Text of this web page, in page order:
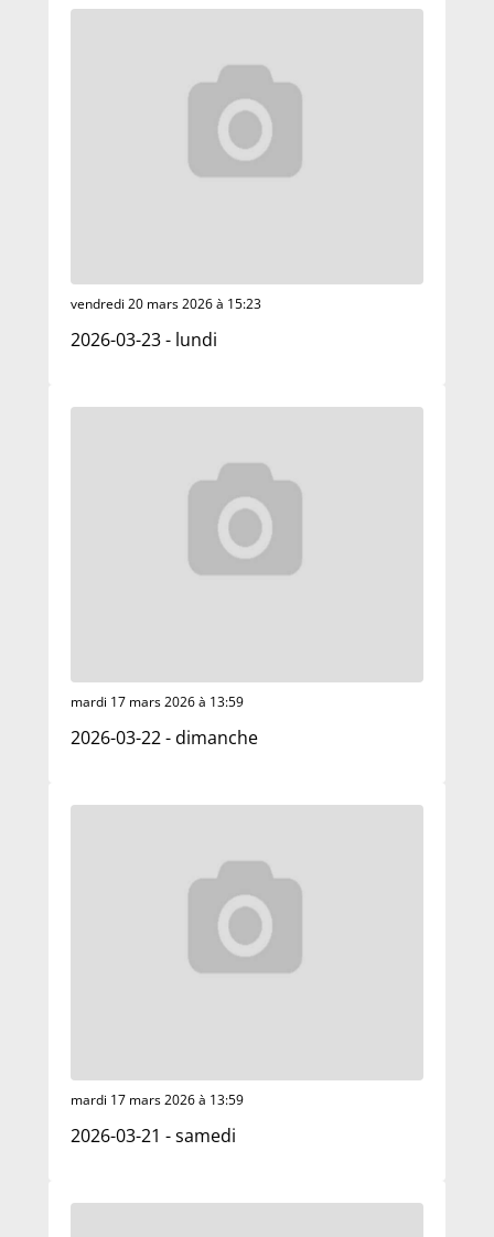
vendredi 20 mars 2026 à 15:23
2026-03-23 - lundi
mardi 17 mars 2026 à 13:59
2026-03-22 - dimanche
mardi 17 mars 2026 à 13:59
2026-03-21 - samedi